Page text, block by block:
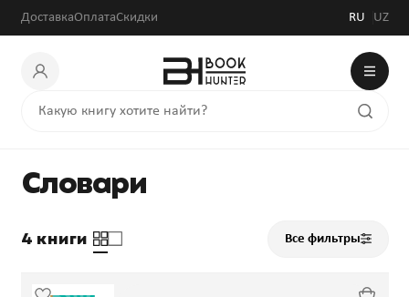
ДоставкаОплатаСкидки RU UZ
Словари
4 книги Все фильтры